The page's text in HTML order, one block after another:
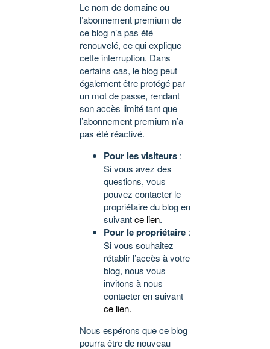
Le nom de domaine ou
l’abonnement premium de
ce blog n’a pas été
renouvelé, ce qui explique
cette interruption. Dans
certains cas, le blog peut
également être protégé par
un mot de passe, rendant
son accès limité tant que
l’abonnement premium n’a
pas été réactivé.
Pour les visiteurs :
Si vous avez des
questions, vous
pouvez contacter le
propriétaire du blog en
suivantce lien.
Pour le propriétaire :
Si vous souhaitez
rétablir l’accès à votre
blog, nous vous
invitons à nous
contacter en suivant
ce lien.
Nous espérons que ce blog
pourra être de nouveau